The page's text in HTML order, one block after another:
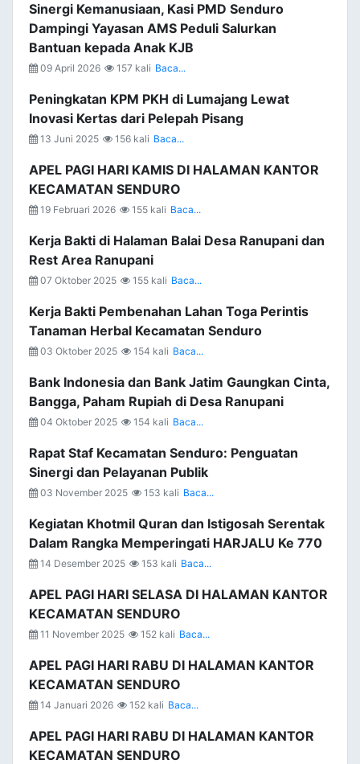
Sinergi Kemanusiaan, Kasi PMD Senduro
Dampingi Yayasan AMS Peduli Salurkan
Bantuan kepada Anak KJB
09 April 2026 157 kali Baca...
Peningkatan KPM PKH di Lumajang Lewat
Inovasi Kertas dari Pelepah Pisang
13 Juni 2025 156 kali Baca...
APEL PAGI HARI KAMIS DI HALAMAN KANTOR
KECAMATAN SENDURO
19 Februari 2026 155 kali Baca...
Kerja Bakti di Halaman Balai Desa Ranupani dan
Rest Area Ranupani
07 Oktober 2025 155 kali Baca...
Kerja Bakti Pembenahan Lahan Toga Perintis
Tanaman Herbal Kecamatan Senduro
03 Oktober 2025 154 kali Baca...
Bank Indonesia dan Bank Jatim Gaungkan Cinta,
Bangga, Paham Rupiah di Desa Ranupani
04 Oktober 2025 154 kali Baca...
Rapat Staf Kecamatan Senduro: Penguatan
Sinergi dan Pelayanan Publik
03 November 2025 153 kali Baca...
Kegiatan Khotmil Quran dan Istigosah Serentak
Dalam Rangka Memperingati HARJALU Ke 770
14 Desember 2025 153 kali Baca...
APEL PAGI HARI SELASA DI HALAMAN KANTOR
KECAMATAN SENDURO
11 November 2025 152 kali Baca...
APEL PAGI HARI RABU DI HALAMAN KANTOR
KECAMATAN SENDURO
14 Januari 2026 152 kali Baca...
APEL PAGI HARI RABU DI HALAMAN KANTOR
KECAMATAN SENDURO